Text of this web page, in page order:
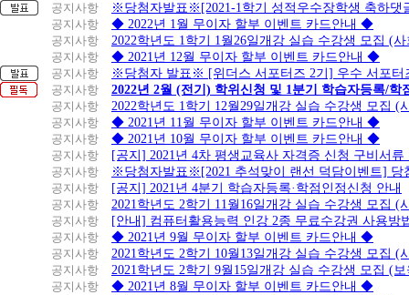
공지사항
※당첨자발표※[2021-1학기 성적우수장학생 축하댓
공지사항
◆ 2022년 1월 무이자 할부 이벤트 카드안내 ◆
공지사항
2022학년도 1학기 1월26일개강 실습 수강생 모집 (
공지사항
◆ 2021년 12월 무이자 할부 이벤트 카드안내 ◆
공지사항
※당첨자 발표※ [위더스 서포터즈 2기] 우수 서포터
공지사항
2022년 2월 (전기) 학위신청 및 1분기 학습자등록/학
공지사항
2022학년도 1학기 12월29일개강 실습 수강생 모집 (
공지사항
◆ 2021년 11월 무이자 할부 이벤트 카드안내 ◆
공지사항
◆ 2021년 10월 무이자 할부 이벤트 카드안내 ◆
공지사항
[공지] 2021년 4차 평생교육사 자격증 신청 구비서류
공지사항
※당첨자발표※[2021 추석맞이 랜선 덕담이벤트] 당
공지사항
[공지] 2021년 4분기 학습자등록·학점인정신청 안내
공지사항
2021학년도 2학기 11월16일개강 실습 수강생 모집 (
공지사항
[안내] 컴퓨터활용능력 인강 2종 무료수강권 사용방
공지사항
◆ 2021년 9월 무이자 할부 이벤트 카드안내 ◆
공지사항
2021학년도 2학기 10월13일개강 실습 수강생 모집 (
공지사항
2021학년도 2학기 9월15일개강 실습 수강생 모집 (
공지사항
◆ 2021년 8월 무이자 할부 이벤트 카드안내 ◆